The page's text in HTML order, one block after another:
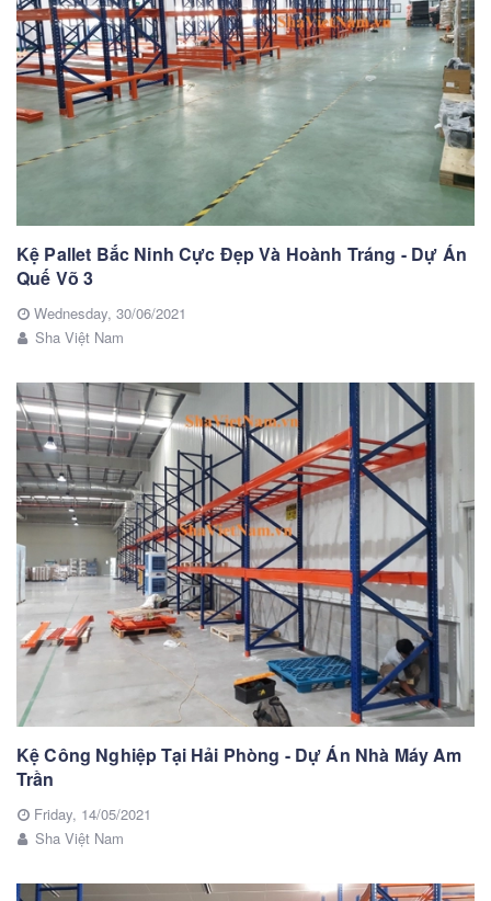
Kệ Pallet Bắc Ninh Cực Đẹp Và Hoành Tráng - Dự Án
Quế Võ 3
Wednesday, 30/06/2021
Sha Việt Nam
Kệ Công Nghiệp Tại Hải Phòng - Dự Án Nhà Máy Am
Trần
Friday, 14/05/2021
Sha Việt Nam